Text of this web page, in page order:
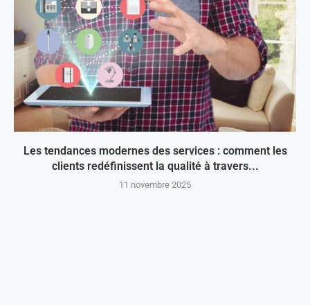
Les tendances modernes des services : comment les
clients redéfinissent la qualité à travers...
11 novembre 2025